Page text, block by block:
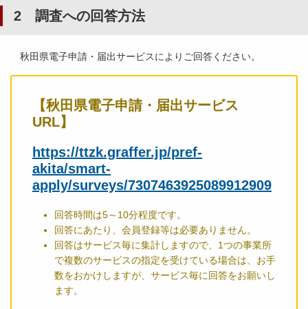
2 調査への回答方法
秋田県電子申請・届出サービスによりご回答ください。
【秋田県電子申請・届出サービス
URL】
https://ttzk.graffer.jp/pref-
akita/smart-
apply/surveys/7307463925089912909
回答時間は5～10分程度です。
回答にあたり、会員登録等は必要ありません。
回答はサービス毎に集計しますので、1つの事業所
で複数のサービスの指定を受けている場合は、お手
数をおかけしますが、サービス毎に回答をお願いし
ます。